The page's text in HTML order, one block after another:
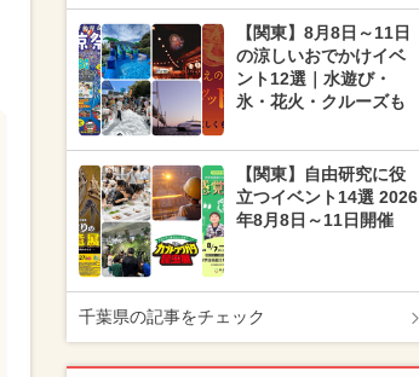
【関東】8月8日～11日
の涼しいおでかけイベ
ント12選｜水遊び・
氷・花火・クルーズも
【関東】自由研究に役
立つイベント14選 2026
年8月8日～11日開催
千葉県の記事をチェック